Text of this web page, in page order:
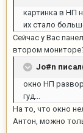
картинка в НП
их стало
Сейчас у Вас
втором
Jo#n
окно НП
гуд...
На то, что окно
Антон, можно